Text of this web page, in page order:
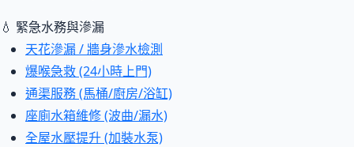
💧 緊急水務與滲漏
天花滲漏 / 牆身滲水檢測
爆喉急救 (24小時上門)
通渠服務 (馬桶/廚房/浴缸)
座廁水箱維修 (波曲/漏水)
全屋水壓提升 (加裝水泵)